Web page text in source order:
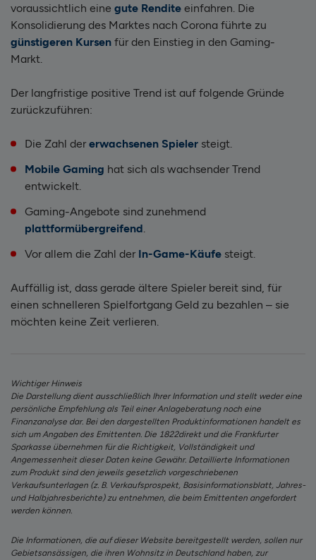
voraussichtlich eine gute Rendite einfahren. Die
Konsolidierung des Marktes nach Corona führte zu
günstigeren Kursen für den Einstieg in den Gaming-
Markt.
Der langfristige positive Trend ist auf folgende Gründe
zurückzuführen:
Die Zahl der erwachsenen Spieler steigt.
Mobile Gaming hat sich als wachsender Trend
entwickelt.
Gaming-Angebote sind zunehmend
plattformübergreifend.
Vor allem die Zahl der In-Game-Käufe steigt.
Auffällig ist, dass gerade ältere Spieler bereit sind, für
einen schnelleren Spielfortgang Geld zu bezahlen – sie
möchten keine Zeit verlieren.
Wichtiger Hinweis
Die Darstellung dient ausschließlich Ihrer Information und stellt weder eine
persönliche Empfehlung als Teil einer Anlageberatung noch eine
Finanzanalyse dar. Bei den dargestellten Produktinformationen handelt es
sich um Angaben des Emittenten. Die 1822direkt und die Frankfurter
Sparkasse übernehmen für die Richtigkeit, Vollständigkeit und
Angemessenheit dieser Daten keine Gewähr. Detaillierte Informationen
zum Produkt sind den jeweils gesetzlich vorgeschriebenen
Verkaufsunterlagen (z. B. Verkaufsprospekt, Basisinformationsblatt, Jahres-
und Halbjahresberichte) zu entnehmen, die beim Emittenten angefordert
werden können.
Die Informationen, die auf dieser Website bereitgestellt werden, sollen nur
Gebietsansässigen, die ihren Wohnsitz in Deutschland haben, zur